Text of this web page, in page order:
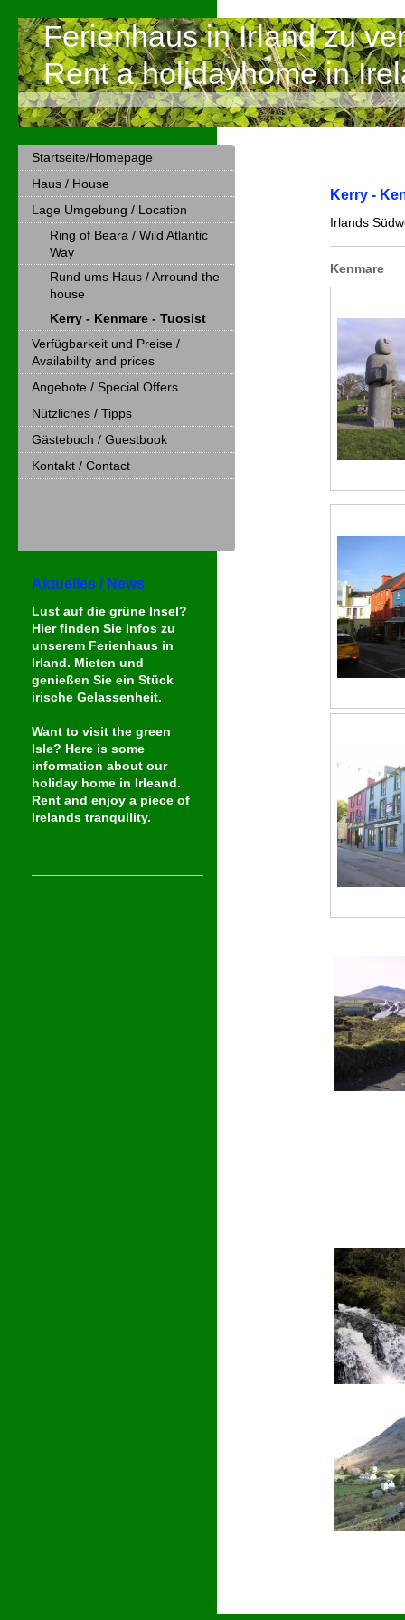
Ferienhaus in Irland zu
Rent a holidayhome in
Kerry -
Irlands
Kenmare
Startseite/Homepage
Haus / House
Lage Umgebung / Location
Ring of Beara / Wild Atlantic
Way
Rund ums Haus / Arround the
house
Kerry - Kenmare - Tuosist
Verfügbarkeit und Preise /
Availability and prices
Angebote / Special Offers
Nützliches / Tipps
Gästebuch / Guestbook
Kontakt / Contact
Aktuelles / News
Lust auf die grüne Insel?
Hier finden Sie Infos zu
unserem Ferienhaus in
Irland. Mieten und
genießen Sie ein Stück
irische Gelassenheit.
Want to visit the green
Isle? Here is some
information about our
holiday home in Irleand.
Rent and enjoy a piece of
Irelands tranquility.